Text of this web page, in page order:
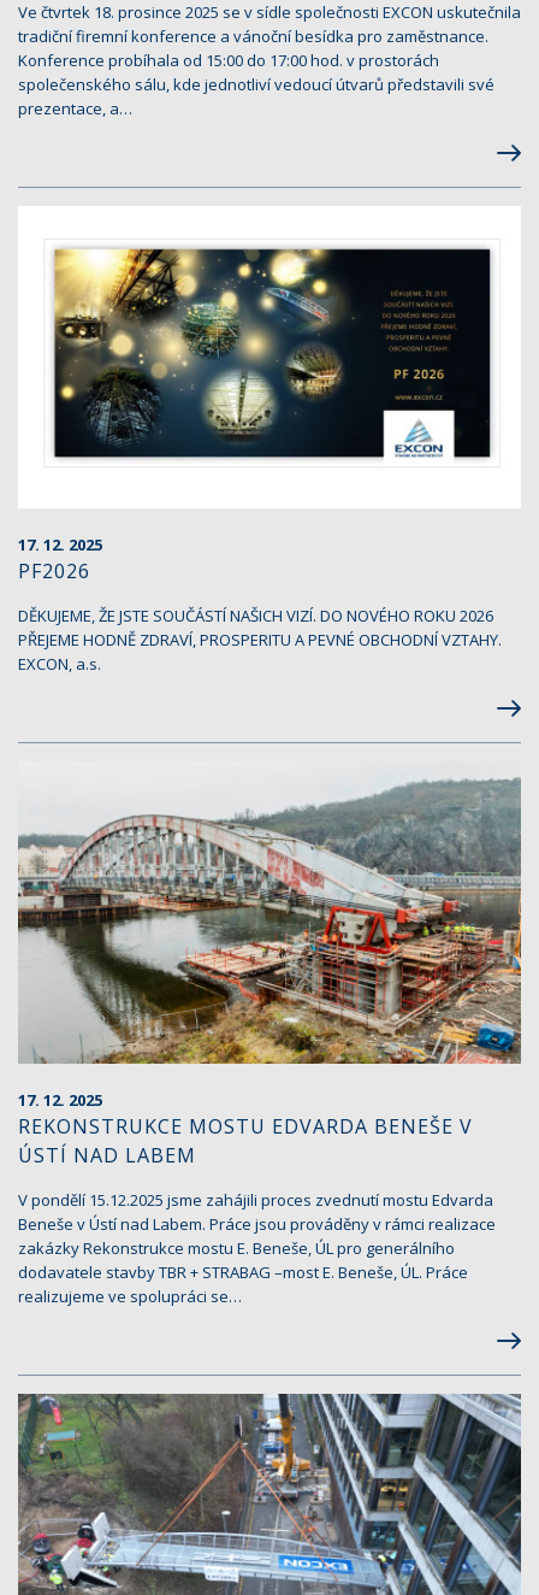
Ve čtvrtek 18. prosince 2025 se v sídle společnosti EXCON uskutečnila
tradiční firemní konference a vánoční besídka pro zaměstnance.
Konference probíhala od 15:00 do 17:00 hod. v prostorách
společenského sálu, kde jednotliví vedoucí útvarů představili své
prezentace, a…
17. 12. 2025
PF2026
DĚKUJEME, ŽE JSTE SOUČÁSTÍ NAŠICH VIZÍ. DO NOVÉHO ROKU 2026
PŘEJEME HODNĚ ZDRAVÍ, PROSPERITU A PEVNÉ OBCHODNÍ VZTAHY.
EXCON, a.s.
17. 12. 2025
REKONSTRUKCE MOSTU EDVARDA BENEŠE V
ÚSTÍ NAD LABEM
V pondělí 15.12.2025 jsme zahájili proces zvednutí mostu Edvarda
Beneše v Ústí nad Labem. Práce jsou prováděny v rámci realizace
zakázky Rekonstrukce mostu E. Beneše, ÚL pro generálního
dodavatele stavby TBR + STRABAG –most E. Beneše, ÚL. Práce
realizujeme ve spolupráci se…